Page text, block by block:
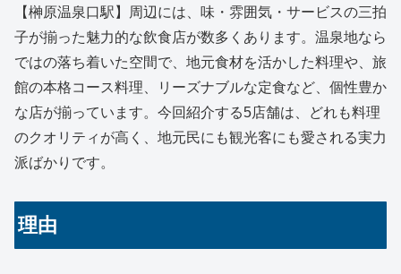
【榊原温泉口駅】周辺には、味・雰囲気・サービスの三拍
子が揃った魅力的な飲食店が数多くあります。温泉地なら
ではの落ち着いた空間で、地元食材を活かした料理や、旅
館の本格コース料理、リーズナブルな定食など、個性豊か
な店が揃っています。今回紹介する5店舗は、どれも料理
のクオリティが高く、地元民にも観光客にも愛される実力
派ばかりです。
理由